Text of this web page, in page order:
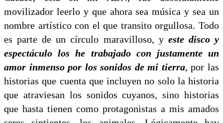
movilizador leerlo y que ahora sea música y sea un
nombre artístico con el que transito orgullosa. Todo
es parte de un círculo maravilloso, y este disco y
espectáculo los he trabajado con justamente un
amor inmenso por los sonidos de mi tierra, por las
historias que cuenta que incluyen no solo la historia
que atraviesan los sonidos cuyanos, sino historias
que hasta tienen como protagonistas a mis amados